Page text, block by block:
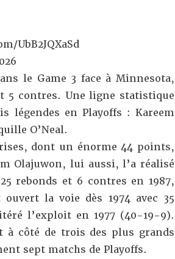
UbB2JQXaSd
le Game 3 face à Minnesota,
5 contres. Une ligne statistique
légendes en Playoffs : Kareem
O’Neal.
dont un énorme 44 points,
Olajuwon, lui aussi, l’a réalisé
rebonds et 6 contres en 1987,
la voie dès 1974 avec 35
l’exploit en 1977 (40-19-9).
à côté de trois des plus grands
sept matchs de Playoffs.